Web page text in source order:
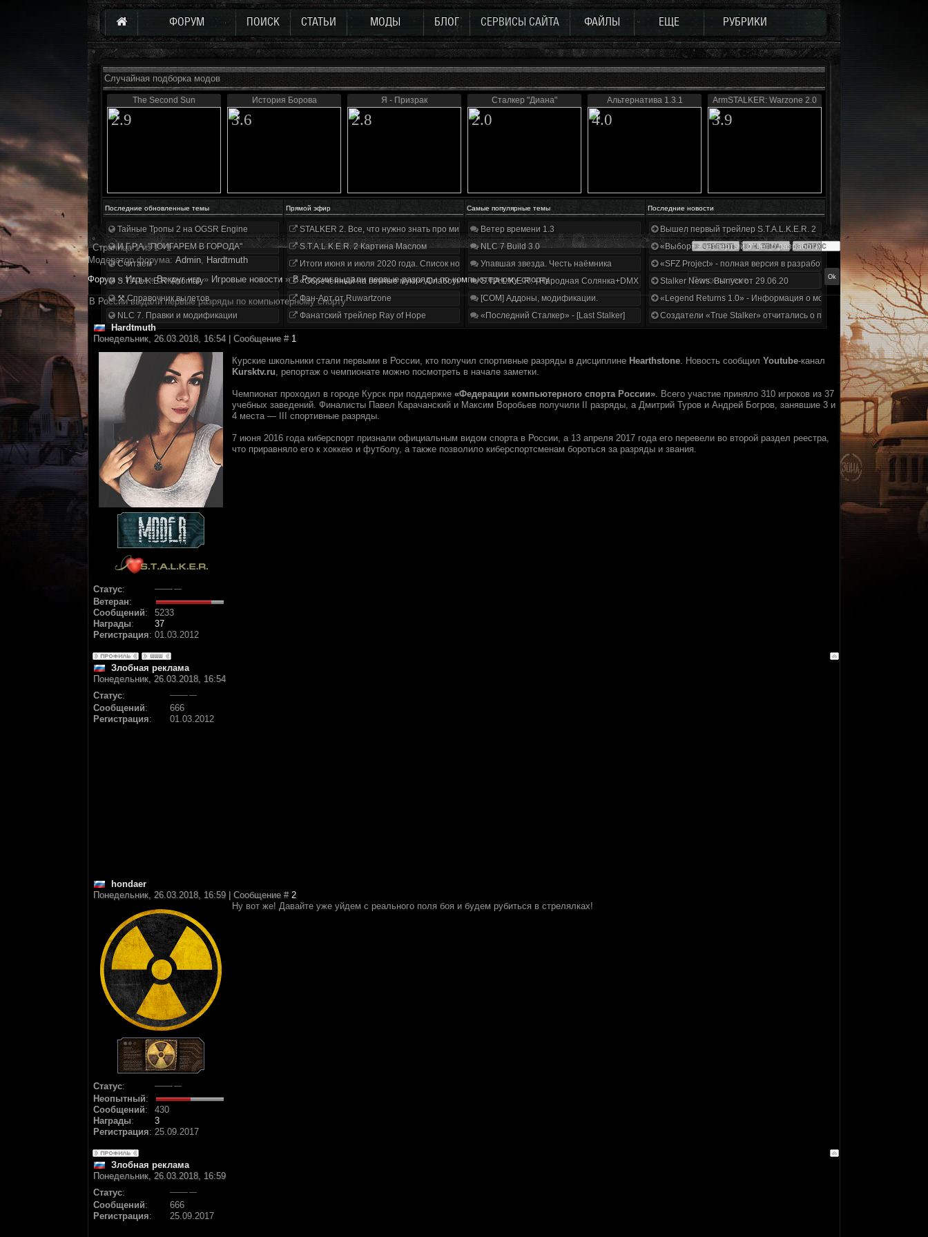
ФОРУМ ПОИСК СТАТЬИ МОДЫ БЛОГ СЕРВИСЫ САЙТА ФАЙЛЫ ЕЩЕ РУБРИКИ
Случайная подборка модов
The Second Sun
2.9
История Борова
3.6
Я - Призрак
2.8
Сталкер "Диана"
2.0
Альтернатива 1.3.1
4.0
ArmSTALKER: Warzone 2.0
3.9
Последние обновленные темы Прямой эфир Самые популярные темы Последние новости
Тайные Тропы 2 на OGSR Engine
И.Г.Р.А. "ПОИГАРЕМ В ГОРОДА"
Считаем
S.T.A.L.K.E.R. Anomaly
⚒ Справочник вылетов
NLC 7. Правки и модификации
STALKER 2. Все, что нужно знать про мир, геймплей и сюжет | Разбор трейлера
S.T.A.L.K.E.R. 2 Картина Маслом
Итоги июня и июля 2020 года. Список нововведений
«Обречённый на вечные муки». Слабоумие и отвага
Фан-Арт от Ruwartzone
Фанатский трейлер Ray of Hope
Ветер времени 1.3
NLC 7 Build 3.0
Упавшая звезда. Честь наёмника
S.T.A.L.K.E.R. - Народная Солянка+DMX 1.3.5.ООП.МА.К.
[COM] Аддоны, модификации.
«Последний Сталкер» - [Last Stalker]
Вышел первый трейлер S.T.A.L.K.E.R. 2
«Выбор» - четвертый отчет о разработке!
«SFZ Project» - полная версия в разработке!
Stalker News. Выпуск от 29.06.20
«Legend Returns 1.0» - Информация о моде за июнь 2020
Создатели «True Stalker» отчитались о проделанной работе
Страница1из1
1
Модератор форума: Аdmin, Hardtmuth
Форум » Игры » Вокруг игр » Игровые новости » В России выдали первые разряды по компьютерному спорту
В России выдали первые разряды по компьютерному спорту
Hardtmuth
Понедельник, 26.03.2018, 16:54 | Сообщение # 1
Статус:
Ветеран:
Сообщений:
5233
Награды:
37
Регистрация: 01.03.2012
Курские школьники стали первыми в России, кто получил спортивные разряды в дисциплине Hearthstone. Новость сообщил Youtube-канал
Kursktv.ru, репортаж о чемпионате можно посмотреть в начале заметки.
Чемпионат проходил в городе Курск при поддержке «Федерации компьютерного спорта России». Всего участие приняло 310 игроков из 37
учебных заведений. Финалисты Павел Карачанский и Максим Воробьев получили II разряды, а Дмитрий Туров и Андрей Богров, занявшие 3 и
4 места — III спортивные разряды.
7 июня 2016 года киберспорт признали официальным видом спорта в России, а 13 апреля 2017 года его перевели во второй раздел реестра,
что приравняло его к хоккею и футболу, а также позволило киберспортсменам бороться за разряды и звания.
Злобная реклама
Понедельник, 26.03.2018, 16:54
Статус:
Сообщений:
666
Регистрация: 01.03.2012
hondaer
Понедельник, 26.03.2018, 16:59 | Сообщение # 2
Статус:
Неопытный:
Сообщений:
430
Награды:
3
Регистрация: 25.09.2017
Ну вот же! Давайте уже уйдем с реального поля боя и будем рубиться в стрелялках!
Злобная реклама
Понедельник, 26.03.2018, 16:59
Статус:
Сообщений:
666
Регистрация: 25.09.2017